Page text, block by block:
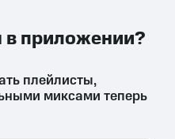
плейлисты,
миксами теперь